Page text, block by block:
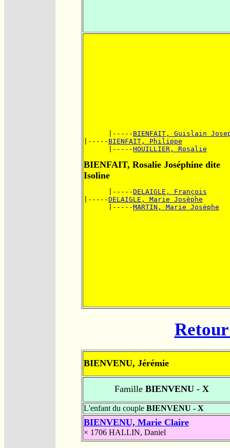
      |-----
BIENFAIT, Guislain
|----- BIENFAIT, Philippe
      |-----
HOUILLIER, Rosalie
BIENFAIT, Rosalie Joséphine dite
Isoline
      |-----
DELAIGLE, François
|-----DELAIGLE, Marie Josèphe
      |-----
MARTIN, Marie Josèphe
BIENVENU, Jérémie
FamilleBIENVENU - X
L'enfant du couple BIENVENU - X
BIENVENU, Marie Claire
× 1706 HALLIN, Daniel